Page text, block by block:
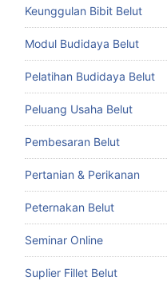
Keunggulan Bibit Belut
Modul Budidaya Belut
Pelatihan Budidaya Belut
Peluang Usaha Belut
Pembesaran Belut
Pertanian & Perikanan
Peternakan Belut
Seminar Online
Suplier Fillet Belut